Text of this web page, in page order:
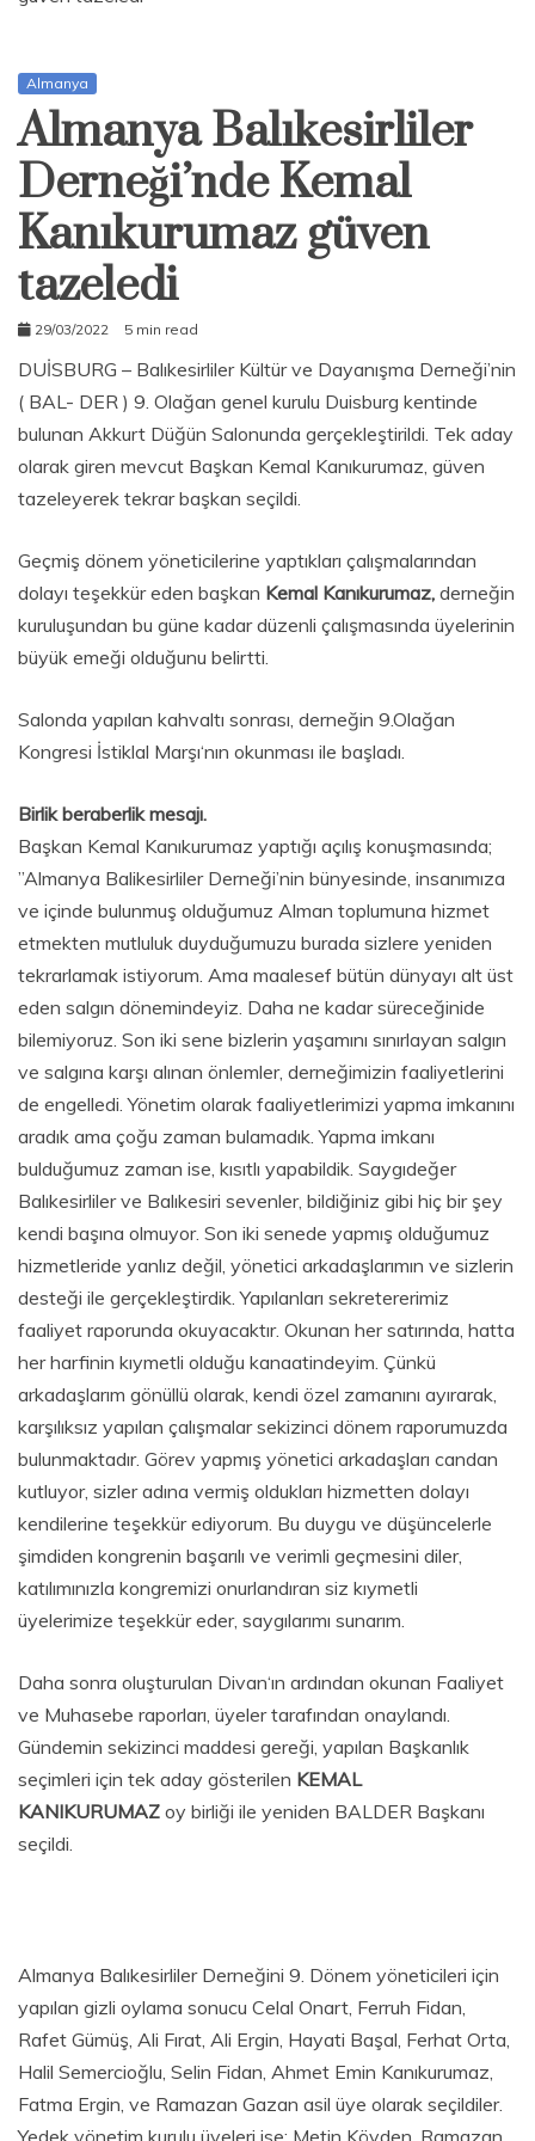
Almanya
Almanya Balıkesirliler
Derneği’nde Kemal
Kanıkurumaz güven
tazeledi
29/03/2022
5 min read
DUİSBURG – Balıkesirliler Kültür ve Dayanışma Derneği’nin
( BAL- DER ) 9. Olağan genel kurulu Duisburg kentinde
bulunan Akkurt Düğün Salonunda gerçekleştirildi. Tek aday
olarak giren mevcut Başkan Kemal Kanıkurumaz, güven
tazeleyerek tekrar başkan seçildi.
Geçmiş dönem yöneticilerine yaptıkları çalışmalarından
dolayı teşekkür eden başkan Kemal Kanıkurumaz, derneğin
kuruluşundan bu güne kadar düzenli çalışmasında üyelerinin
büyük emeği olduğunu belirtti.
Salonda yapılan kahvaltı sonrası, derneğin 9.Olağan
Kongresi İstiklal Marşı‘nın okunması ile başladı.
Birlik beraberlik mesajı.
Başkan Kemal Kanıkurumaz yaptığı açılış konuşmasında;
”Almanya Balikesirliler Derneği’nin bünyesinde, insanımıza
ve içinde bulunmuş olduğumuz Alman toplumuna hizmet
etmekten mutluluk duyduğumuzu burada sizlere yeniden
tekrarlamak istiyorum. Ama maalesef bütün dünyayı alt üst
eden salgın dönemindeyiz. Daha ne kadar süreceğinide
bilemiyoruz. Son iki sene bizlerin yaşamını sınırlayan salgın
ve salgına karşı alınan önlemler, derneğimizin faaliyetlerini
de engelledi. Yönetim olarak faaliyetlerimizi yapma imkanını
aradık ama çoğu zaman bulamadık. Yapma imkanı
bulduğumuz zaman ise, kısıtlı yapabildik. Saygıdeğer
Balıkesirliler ve Balıkesiri sevenler, bildiğiniz gibi hiç bir şey
kendi başına olmuyor. Son iki senede yapmış olduğumuz
hizmetleride yanlız değil, yönetici arkadaşlarımın ve sizlerin
desteği ile gerçekleştirdik. Yapılanları sekretererimiz
faaliyet raporunda okuyacaktır. Okunan her satırında, hatta
her harfinin kıymetli olduğu kanaatindeyim. Çünkü
arkadaşlarım gönüllü olarak, kendi özel zamanını ayırarak,
karşılıksız yapılan çalışmalar sekizinci dönem raporumuzda
bulunmaktadır. Görev yapmış yönetici arkadaşları candan
kutluyor, sizler adına vermiş oldukları hizmetten dolayı
kendilerine teşekkür ediyorum. Bu duygu ve düşüncelerle
şimdiden kongrenin başarılı ve verimli geçmesini diler,
katılımınızla kongremizi onurlandıran siz kıymetli
üyelerimize teşekkür eder, saygılarımı sunarım.
Daha sonra oluşturulan Divan‘ın ardından okunan Faaliyet
ve Muhasebe raporları, üyeler tarafından onaylandı.
Gündemin sekizinci maddesi gereği, yapılan Başkanlık
seçimleri için tek aday gösterilen KEMAL
KANIKURUMAZ oy birliği ile yeniden BALDER Başkanı
seçildi.
Almanya Balıkesirliler Derneğini 9. Dönem yöneticileri için
yapılan gizli oylama sonucu Celal Onart, Ferruh Fidan,
Rafet Gümüş, Ali Fırat, Ali Ergin, Hayati Başal, Ferhat Orta,
Halil Semercioğlu, Selin Fidan, Ahmet Emin Kanıkurumaz,
Fatma Ergin, ve Ramazan Gazan asil üye olarak seçildiler.